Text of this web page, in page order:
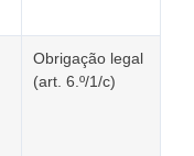
Obrigação legal
(art. 6.º/1/c)